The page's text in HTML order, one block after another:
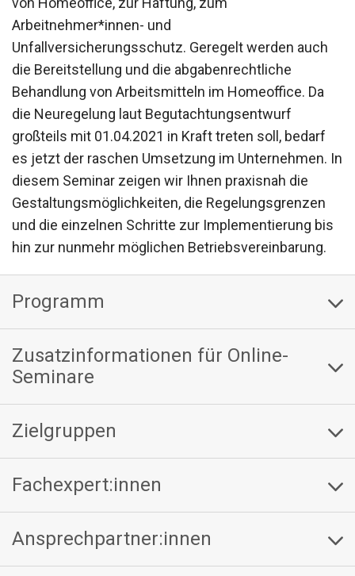
Arbeitnehmer*innen- und
Unfallversicherungsschutz. Geregelt werden auch
die Bereitstellung und die abgabenrechtliche
Behandlung von Arbeitsmitteln im Homeoffice. Da
die Neuregelung laut Begutachtungsentwurf
großteils mit 01.04.2021 in Kraft treten soll, bedarf
es jetzt der raschen Umsetzung im Unternehmen. In
diesem Seminar zeigen wir Ihnen praxisnah die
Gestaltungsmöglichkeiten, die Regelungsgrenzen
und die einzelnen Schritte zur Implementierung bis
hin zur nunmehr möglichen Betriebsvereinbarung.
Programm
Zusatzinformationen für Online-
Seminare
Zielgruppen
Fachexpert:innen
Ansprechpartner:innen